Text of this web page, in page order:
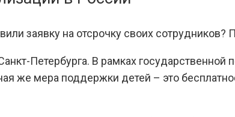
заявку на отсрочку своих
Петербурга. В рамках
же мера поддержки детей – это